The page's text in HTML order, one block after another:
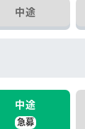
中途
中途
急募